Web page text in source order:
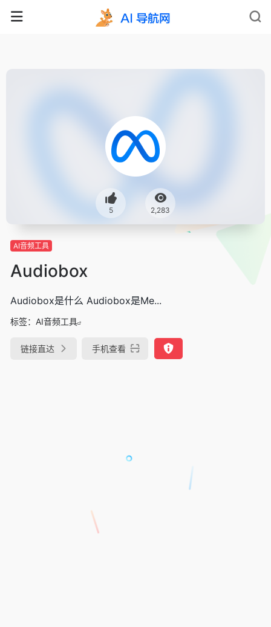
5 2,283
AI音频工具
Audiobox
Audiobox是什么 Audiobox是Me...
标签： AI音频工具
链接直达 手机查看